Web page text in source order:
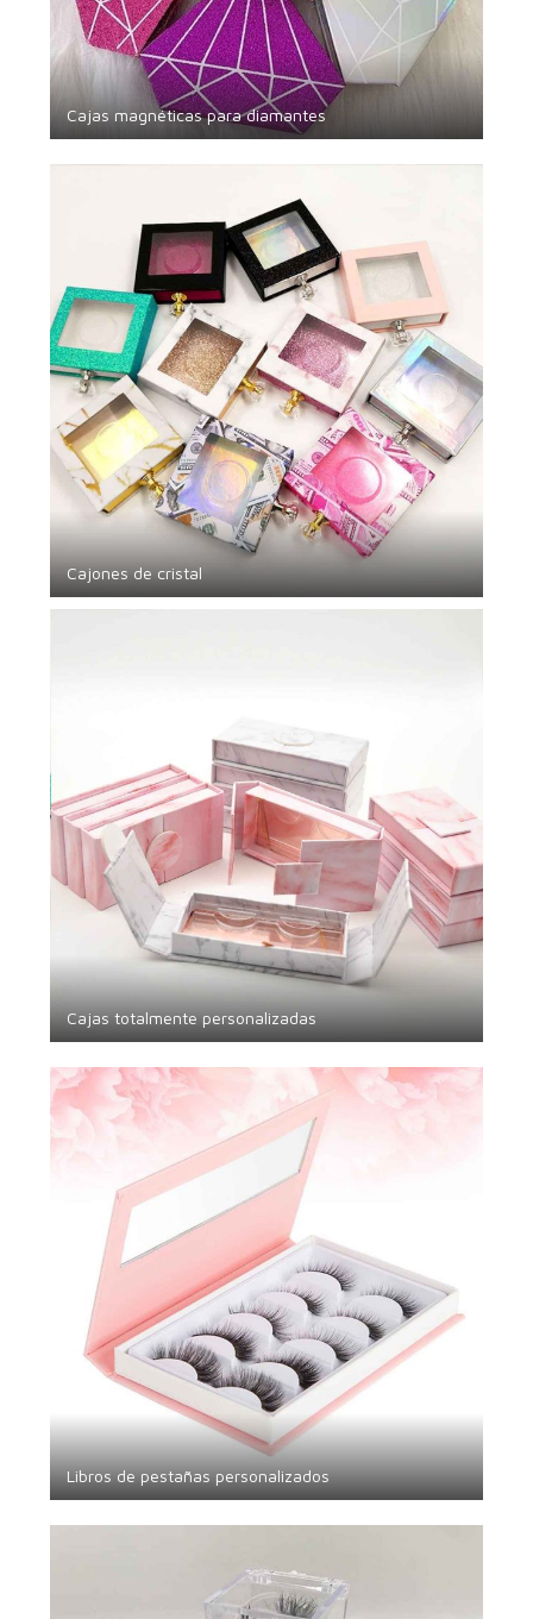
Cajas magnéticas para diamantes
Cajones de cristal
Cajas totalmente personalizadas
Libros de pestañas personalizados